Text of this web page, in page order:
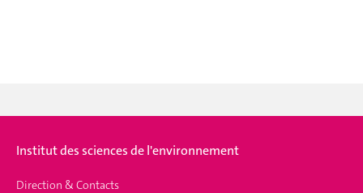
Institut des sciences de l'environnement
Direction & Contacts